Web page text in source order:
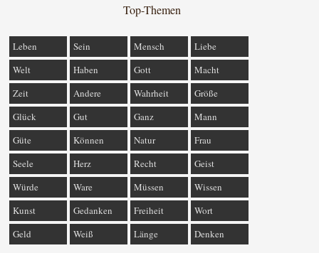
Top-Themen
Leben Sein Mensch
Liebe
Welt
Haben Gott
Macht
Zeit
Andere Wahrheit
Größe
Glück
Gut Ganz
Mann
Güte
Können Natur
Frau
Seele
Herz Recht
Geist
Würde
Ware Müssen
Wissen
Kunst
Gedanken Freiheit
Wort
Geld
Weiß Länge Denken